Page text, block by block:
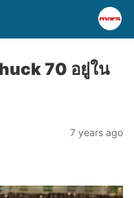
70 อยู่ใน
7 years ago